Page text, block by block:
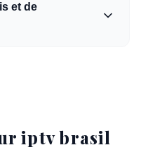
et de
iptv brasil